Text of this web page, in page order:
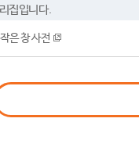
집입니다.
작은 창 사전